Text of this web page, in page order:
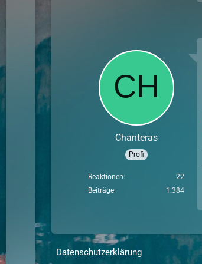
Chanteras
Profi
Reaktionen
22
Beiträge
1.384
Datenschutzerklärung